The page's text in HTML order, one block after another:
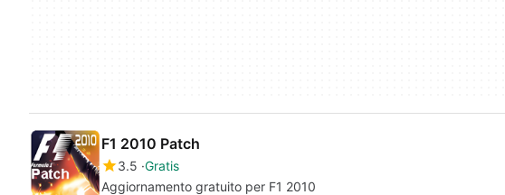
F1 2010 Patch
3.5 Gratis
Aggiornamento gratuito per F1 2010